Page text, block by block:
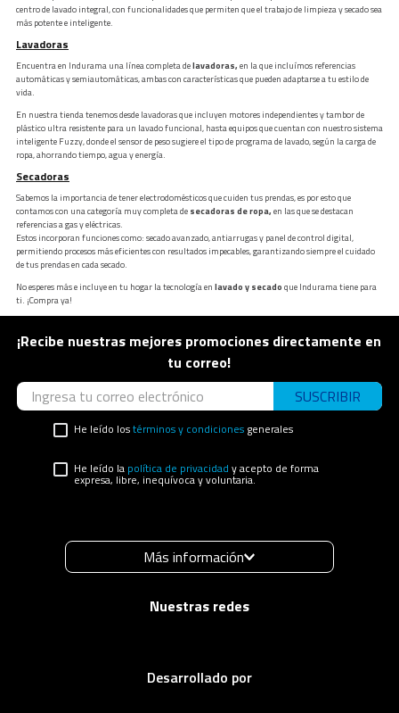
centro de lavado integral, con funcionalidades que permiten que el trabajo de limpieza y secado sea
más potente e inteligente.
Lavadoras
Encuentra en Indurama una línea completa delavadoras, en la que incluímos referencias
automáticas y semiautomáticas, ambas con características que pueden adaptarse a tu estilo de
vida.
En nuestra tienda tenemos desde lavadoras que incluyen motores independientes y tambor de
plástico ultra resistente para un lavado funcional, hasta equipos que cuentan con nuestro sistema
inteligente Fuzzy, donde el sensor de peso sugiere el tipo de programa de lavado, según la carga de
ropa, ahorrando tiempo, agua y energía.
Secadoras
Sabemos la importancia de tener electrodomésticos que cuiden tus prendas, es por esto que
contamos con una categoría muy completa de secadoras de ropa, en las que se destacan
referencias a gas y eléctricas.
Estos incorporan funciones como: secado avanzado, antiarrugas y panel de control digital,
permitiendo procesos más eficientes con resultados impecables, garantizando siempre el cuidado
de tus prendas en cada secado.
No esperes más e incluye en tu hogar la tecnología en lavado y secado que Indurama tiene para
ti. ¡Compra ya!
¡Recibe nuestras mejores promociones directamente en
tu correo!
SUSCRIBIR
He leído lostérminos y condicionesgenerales
He leído la política de privacidad y acepto de forma
expresa, libre, inequívoca y voluntaria.
Más información
Desarrollado por